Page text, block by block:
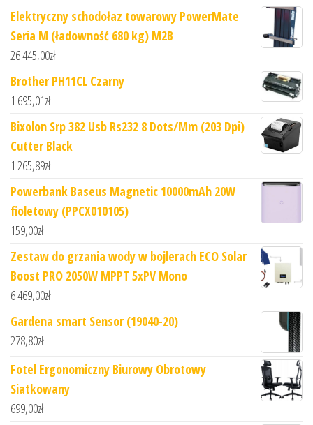
Elektryczny schodołaz towarowy PowerMate
Seria M (ładowność 680 kg) M2B
26 445,00zł
Brother PH11CL Czarny
1 695,01zł
Bixolon Srp 382 Usb Rs232 8 Dots/Mm (203 Dpi)
Cutter Black
1 265,89zł
Powerbank Baseus Magnetic 10000mAh 20W
fioletowy (PPCX010105)
159,00zł
Zestaw do grzania wody w bojlerach ECO Solar
Boost PRO 2050W MPPT 5xPV Mono
6 469,00zł
Gardena smart Sensor (19040-20)
278,80zł
Fotel Ergonomiczny Biurowy Obrotowy
Siatkowany
699,00zł